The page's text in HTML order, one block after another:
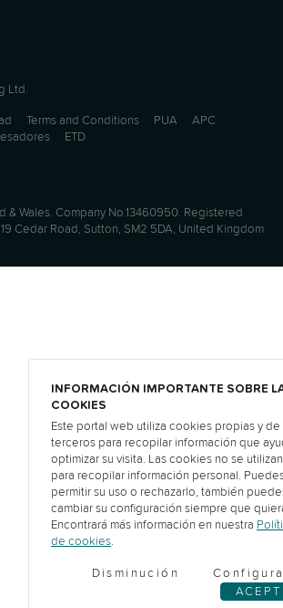
Ltd.
Terms and Conditions PUA
APC
ETD
& Wales. Company No.13460950. Registered
Cedar Road, Sutton, SM2 5DA, United Kingdom
INFORMACIÓN IMPORTANTE SOBRE
COOKIES
Este portal web utiliza cookies propias y de
terceros para recopilar información que
optimizar su visita. Las cookies no se utilizan
para recopilar información personal.
permitir su uso o rechazarlo, también
cambiar su configuración siempre que
Encontrará más información en nuestra
de cookies.
Disminución